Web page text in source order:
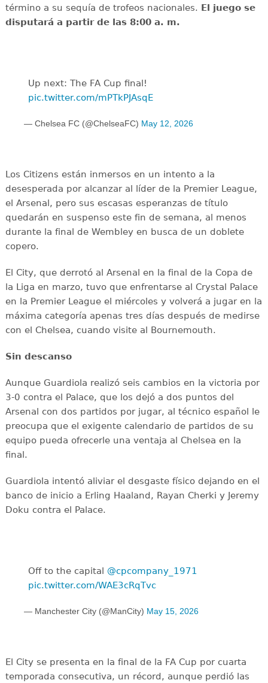
término a su sequía de trofeos nacionales. El juego se
disputará a partir de las 8:00 a. m.
Up next: The FA Cup final!
pic.twitter.com/mPTkPJAsqE
— Chelsea FC (@ChelseaFC) May 12, 2026
Los Citizens están inmersos en un intento a la
desesperada por alcanzar al líder de la Premier League,
el Arsenal, pero sus escasas esperanzas de título
quedarán en suspenso este fin de semana, al menos
durante la final de Wembley en busca de un doblete
copero.
El City, que derrotó al Arsenal en la final de la Copa de
la Liga en marzo, tuvo que enfrentarse al Crystal Palace
en la Premier League el miércoles y volverá a jugar en la
máxima categoría apenas tres días después de medirse
con el Chelsea, cuando visite al Bournemouth.
Sin descanso
Aunque Guardiola realizó seis cambios en la victoria por
3-0 contra el Palace, que los dejó a dos puntos del
Arsenal con dos partidos por jugar, al técnico español le
preocupa que el exigente calendario de partidos de su
equipo pueda ofrecerle una ventaja al Chelsea en la
final.
Guardiola intentó aliviar el desgaste físico dejando en el
banco de inicio a Erling Haaland, Rayan Cherki y Jeremy
Doku contra el Palace.
Off to the capital ️ @cpcompany_1971
pic.twitter.com/WAE3cRqTvc
— Manchester City (@ManCity) May 15, 2026
El City se presenta en la final de la FA Cup por cuarta
temporada consecutiva, un récord, aunque perdió las